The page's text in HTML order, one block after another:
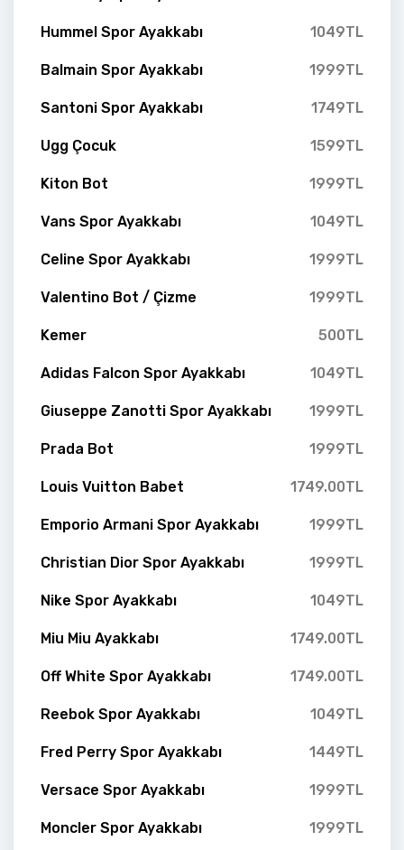
Hummel Spor Ayakkabı 1049TL
Balmain Spor Ayakkabı 1999TL
Santoni Spor Ayakkabı 1749TL
Ugg Çocuk 1599TL
Kiton Bot 1999TL
Vans Spor Ayakkabı 1049TL
Celine Spor Ayakkabı 1999TL
Valentino Bot / Çizme 1999TL
Kemer 500TL
Adidas Falcon Spor Ayakkabı 1049TL
Giuseppe Zanotti Spor Ayakkabı 1999TL
Prada Bot 1999TL
Louis Vuitton Babet 1749.00TL
Emporio Armani Spor Ayakkabı 1999TL
Christian Dior Spor Ayakkabı 1999TL
Nike Spor Ayakkabı 1049TL
Miu Miu Ayakkabı 1749.00TL
Off White Spor Ayakkabı 1749.00TL
Reebok Spor Ayakkabı 1049TL
Fred Perry Spor Ayakkabı 1449TL
Versace Spor Ayakkabı 1999TL
Moncler Spor Ayakkabı 1999TL